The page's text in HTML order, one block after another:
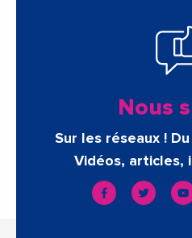
Nous
Sur les réseaux !
Vidéos, articles,